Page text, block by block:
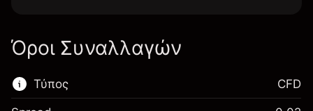
Όροι Συναλλαγών
Τύπος CFD